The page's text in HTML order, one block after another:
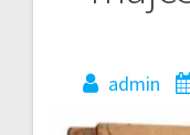
admin